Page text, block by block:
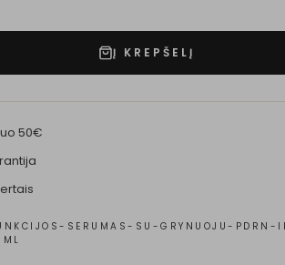
Į KREPŠELĮ
50€
SERUMAS-SU-GRYNUOJU-PDRN-